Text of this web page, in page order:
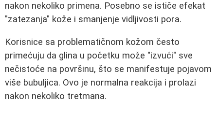
nakon nekoliko primena. Posebno se ističe efekat
"zatezanja" kože i smanjenje vidljivosti pora.
Korisnice sa problematičnom kožom često
primećuju da glina u početku može "izvući" sve
nečistoće na površinu, što se manifestuje pojavom
više bubuljica. Ovo je normalna reakcija i prolazi
nakon nekoliko tretmana.